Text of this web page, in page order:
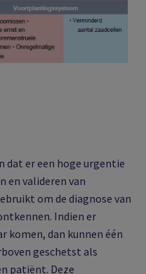
dat er een hoge urgentie
en valideren van
om de diagnose van
Indien er
komen, dan kunnen één
geschetst als
patiënt. Deze